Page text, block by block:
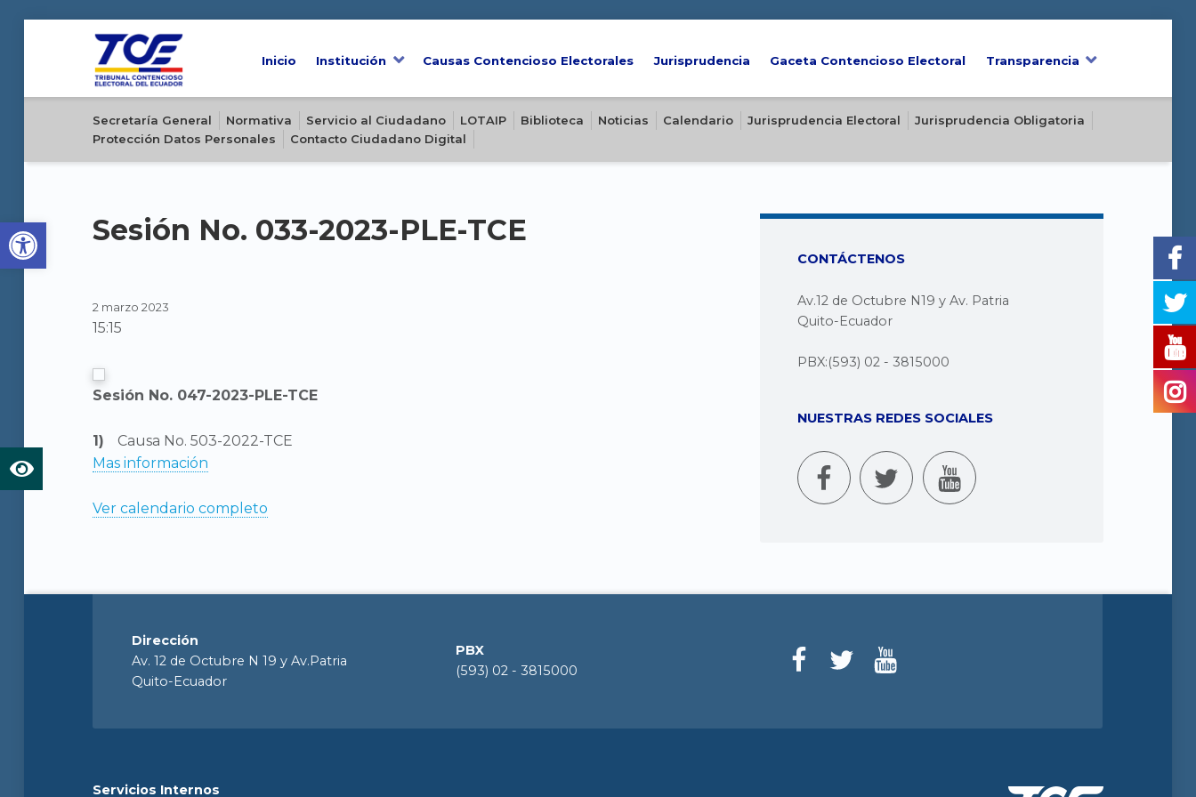
Open toolbar
Inicio Institución Causas Contencioso Electorales Jurisprudencia Gaceta Contencioso Electoral Transparencia
Secretaría General Normativa Servicio al Ciudadano LOTAIP Biblioteca Noticias Calendario Jurisprudencia Electoral
Jurisprudencia Obligatoria
Protección Datos Personales
Contacto Ciudadano Digital
Sesión No. 033-2023-PLE-TCE
2 marzo 2023
15:15
Sesión No. 047-2023-PLE-TCE
Causa No. 503-2022-TCE
Mas información
Ver calendario completo
CONTÁCTENOS
Av.12 de Octubre N19 y Av. Patria
Quito-Ecuador
PBX:(593) 02 - 3815000
NUESTRAS REDES SOCIALES
Dirección
Av. 12 de Octubre N 19 y Av.Patria
Quito-Ecuador
PBX
(593) 02 - 3815000
Servicios Internos